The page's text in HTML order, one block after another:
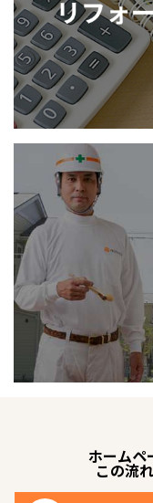
ホームペ
この流